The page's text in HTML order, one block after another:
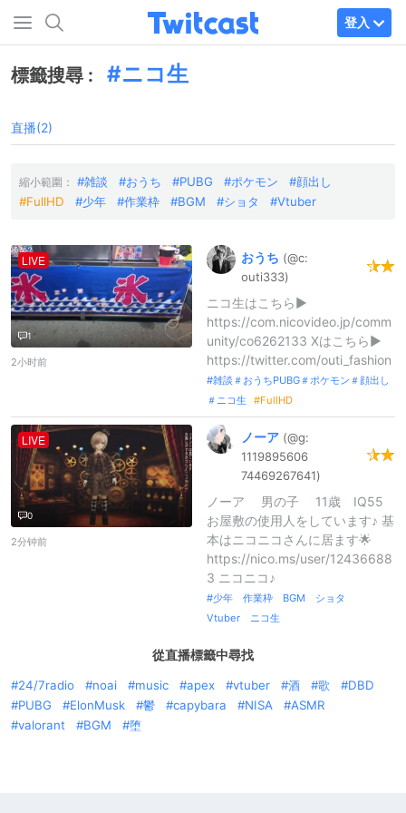
登入
標籤搜尋 : ニコ生
直播(2)
縮小範圍： 雑談 おうち PUBG ポケモン
顔出し
FullHD
少年 作業枠 BGM ショタ Vtuber
LIVE
1
2小时前
おうち (@c:
outi333)
ニコ生はこちら▶︎
https://com.nicovideo.jp/comm
unity/co6262133 Xはこちら▶︎
https://twitter.com/outi_fashion
雑談＃おうちPUBG＃ポケモン＃顔出し
＃ニコ生
FullHD
LIVE
0
2分钟前
ノーア (@g:
1119895606
74469267641)
ノーア 男の子 11歳 IQ55
お屋敷の使用人をしています♪ 基
本はニコニコさんに居ます🌟
https://nico.ms/user/12436688
3 ニコニコ♪
少年 作業枠 BGM ショタ
Vtuber ニコ生
從直播標籤中尋找
24/7radio noai music apex vtuber 酒 歌
DBD
PUBG
ElonMusk 鬱 capybara NISA
ASMR
valorant
BGM 堕